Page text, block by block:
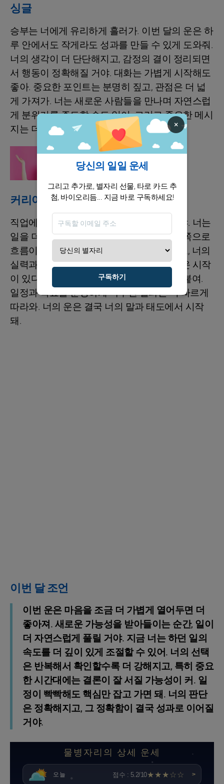
싱글
승부는 너에게 유리하게 흘러가. 이번 달의 운은 하
루 안에서도 작게라도 성과를 만들 수 있게 도와줘.
너의 생각이 더 단단해지고, 감정의 결이 정리되면
서 행동이 정확해질 거야. 대화는 가볍게 시작해도
좋아. 중요한 포인트는 분명히 짚고, 관점은 더 넓
게 가져가. 너는 새로운 사람들을 만나며 자연스럽
게 분위기를 주도할 수도 있어. 그리고 중요한 메시
지는 더 강한 확신으로 전달될 거야.
점성술
당신의 별자리 강조
커리어 / 재정
직업에서는 너만의 방식이 확실히 통할 거야. 너는
일을 더 효율적으로, 더 정확하게 처리하는 쪽으로
흐름이 잡혀. 프로젝트는 차근차근 진행되고, 너의
실력과 판단이 인정받기 시작할 거야. 새로운 시작
이 있다면, 겁내지 말고 너의 페이스로 밀어붙여.
일정과 목표를 분명하게 나누면 결과는 더 빠르게
따라와. 너의 운은 결국 너의 말과 태도에서 시작
돼.
이번 달 조언
이번 운은 마음을 조금 더 가볍게 열어두면 더
좋아져. 새로운 가능성을 받아들이는 순간, 일이
더 자연스럽게 풀릴 거야. 지금 너는 하던 일의
속도를 더 깊이 있게 조절할 수 있어. 너의 선택
은 반복해서 확인할수록 더 강해지고, 특히 중요
한 시간대에는 결론이 잘 서질 가능성이 커. 일
정이 빡빡해도 핵심만 잡고 가면 돼. 너의 판단
은 정확해지고, 그 정확함이 결국 성과로 이어질
거야.
물병자리의 상세 운세
오늘 점수 : 5.2/10★★★☆☆ >
×
당신의 일일 운세
그리고 추가로, 별자리 선물, 타로 카드 추
첨, 바이오리듬... 지금 바로 구독하세요!
구독하기